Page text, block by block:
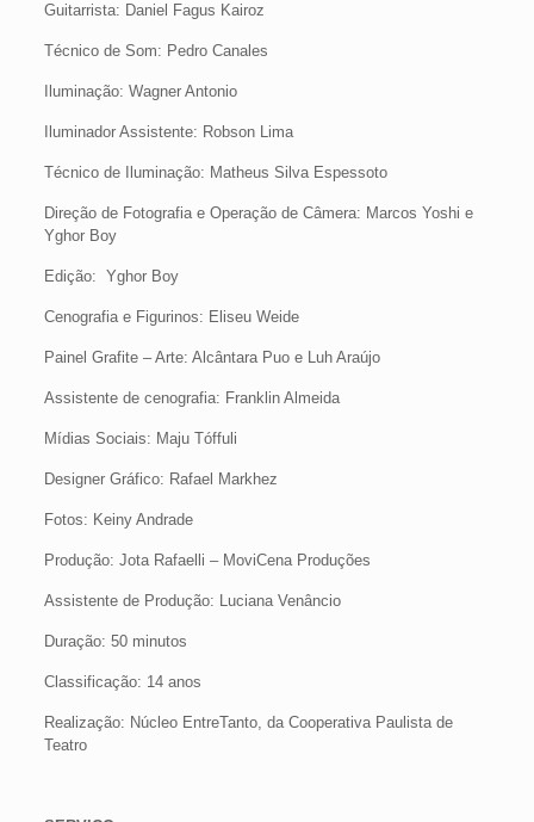
Guitarrista: Daniel Fagus Kairoz
Técnico de Som: Pedro Canales
Iluminação: Wagner Antonio
Iluminador Assistente: Robson Lima
Técnico de Iluminação: Matheus Silva Espessoto
Direção de Fotografia e Operação de Câmera: Marcos Yoshi e
Yghor Boy
Edição: Yghor Boy
Cenografia e Figurinos: Eliseu Weide
Painel Grafite – Arte: Alcântara Puo e Luh Araújo
Assistente de cenografia: Franklin Almeida
Mídias Sociais: Maju Tóffuli
Designer Gráfico: Rafael Markhez
Fotos: Keiny Andrade
Produção: Jota Rafaelli – MoviCena Produções
Assistente de Produção: Luciana Venâncio
Duração: 50 minutos
Classificação: 14 anos
Realização: Núcleo EntreTanto, da Cooperativa Paulista de
Teatro